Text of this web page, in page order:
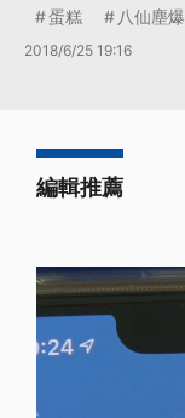
蛋糕 八仙塵爆
2018/6/25 19:16
編輯推薦